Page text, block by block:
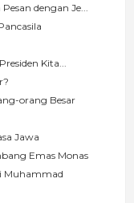
dengan Je...
Kita...
orang Besar
Jawa
Emas Monas
Muhammad